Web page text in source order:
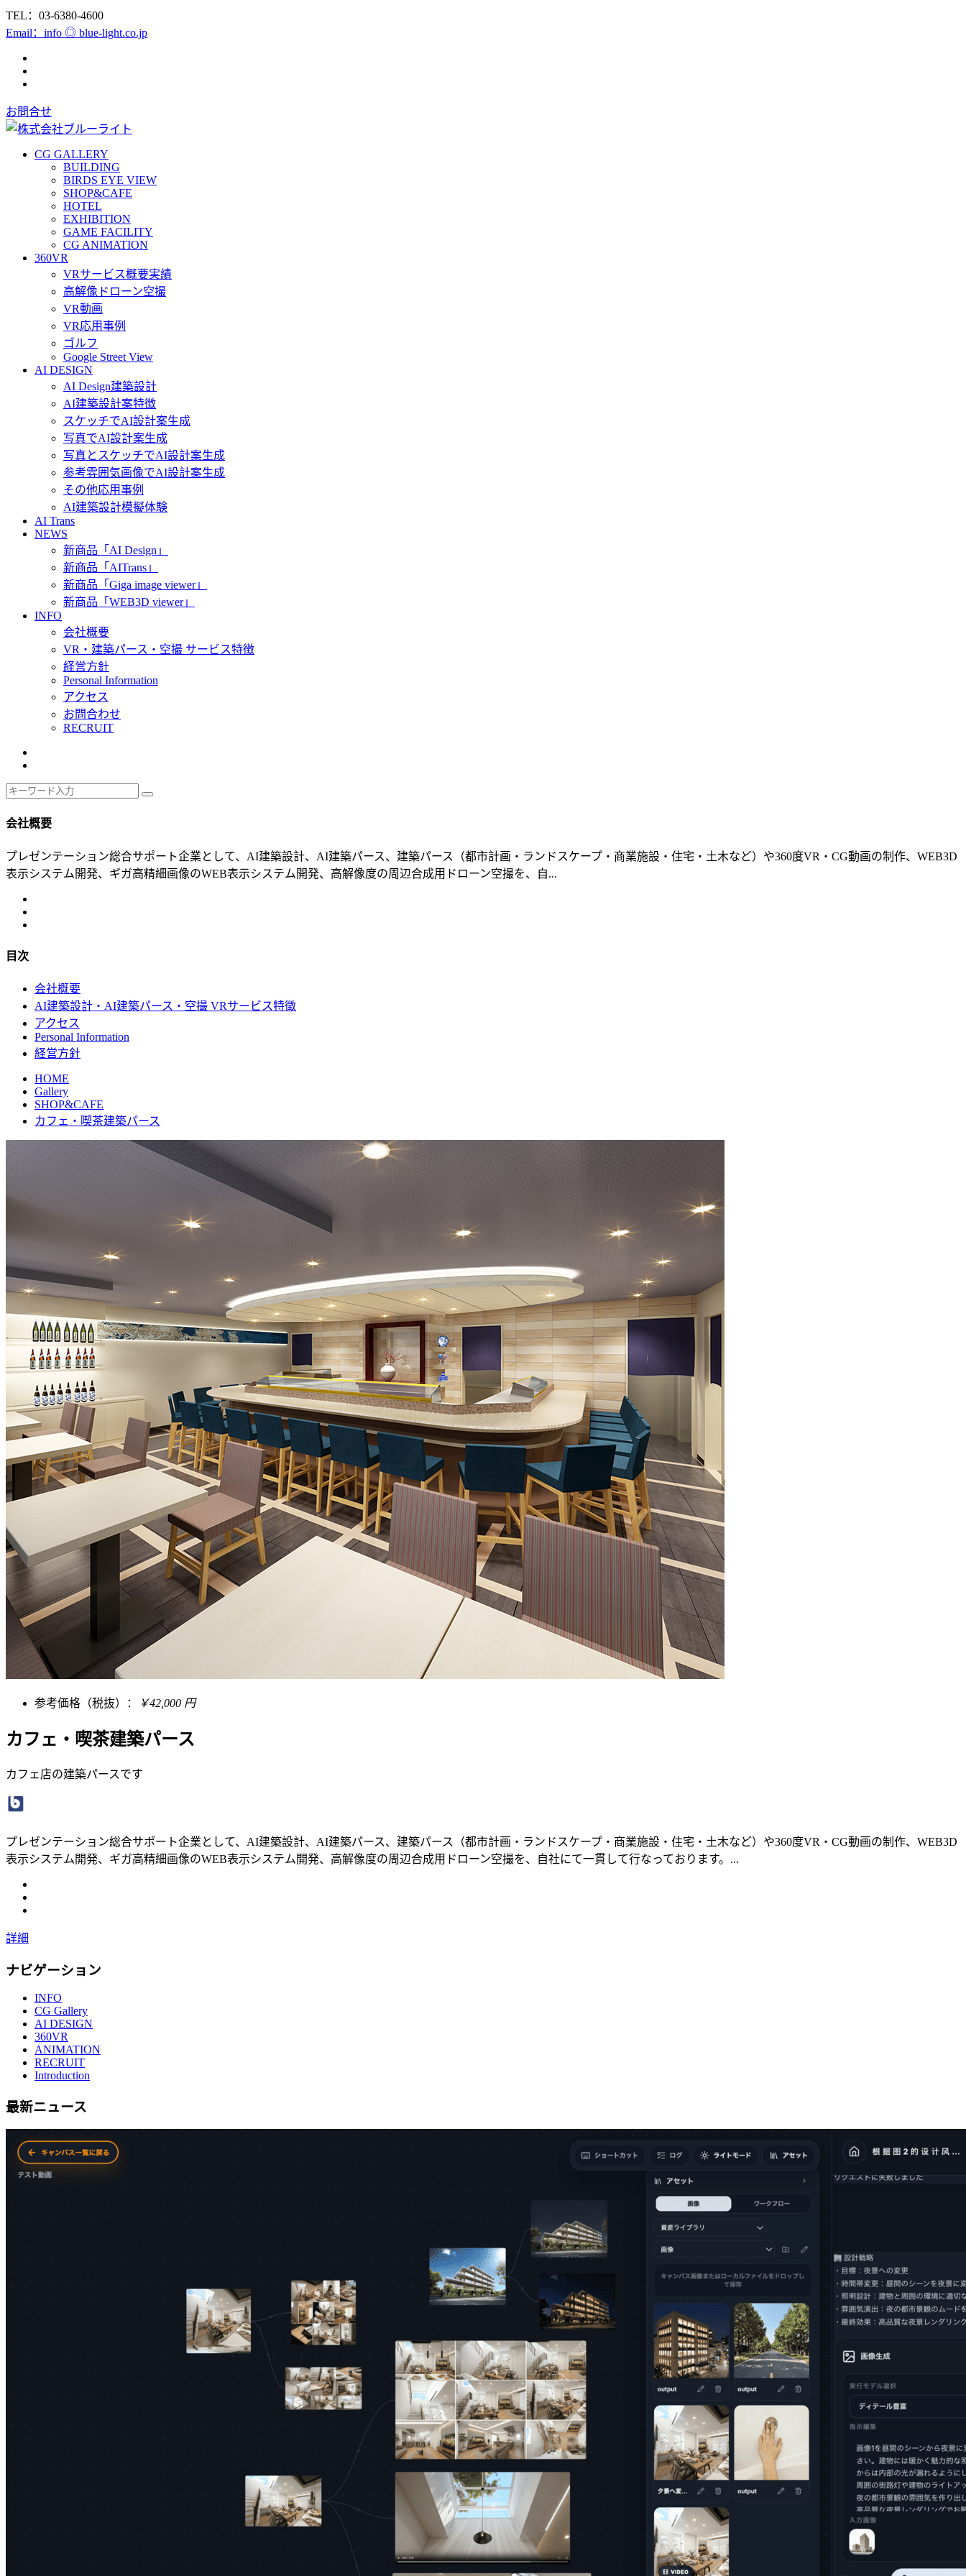
TEL：03-6380-4600
Email：info ◎ blue-light.co.jp
お問合せ
CG GALLERY
BUILDING
BIRDS EYE VIEW
SHOP&CAFE
HOTEL
EXHIBITION
GAME FACILITY
CG ANIMATION
360VR
VRサービス概要実績
高解像ドローン空撮
VR動画
VR応用事例
ゴルフ
Google Street View
AI DESIGN
AI Design建築設計
AI建築設計案特徴
スケッチでAI設計案生成
写真でAI設計案生成
写真とスケッチでAI設計案生成
参考雰囲気画像でAI設計案生成
その他応用事例
AI建築設計模擬体験
AI Trans
NEWS
新商品「AI Design」
新商品「AITrans」
新商品「Giga image viewer」
新商品「WEB3D viewer」
INFO
会社概要
VR・建築パース・空撮 サービス特徴
経営方針
Personal Information
アクセス
お問合わせ
RECRUIT
会社概要
プレゼンテーション総合サポート企業として、AI建築設計、AI建築パース、建築パース（都市計画・ランドスケープ・商業施設・住宅・土木など）や360度VR・CG動画の制作、WEB3D
表示システム開発、ギガ高精細画像のWEB表示システム開発、高解像度の周辺合成用ドローン空撮を、自...
目次
会社概要
AI建築設計・AI建築パース・空撮 VRサービス特徴
アクセス
Personal Information
経営方針
HOME
Gallery
SHOP&CAFE
カフェ・喫茶建築パース
参考価格（税抜）： ￥42,000 円
カフェ・喫茶建築パース
カフェ店の建築パースです
プレゼンテーション総合サポート企業として、AI建築設計、AI建築パース、建築パース（都市計画・ランドスケープ・商業施設・住宅・土木など）や360度VR・CG動画の制作、WEB3D
表示システム開発、ギガ高精細画像のWEB表示システム開発、高解像度の周辺合成用ドローン空撮を、自社にて一貫して行なっております。...
詳細
ナビゲーション
INFO
CG Gallery
AI DESIGN
360VR
ANIMATION
RECRUIT
Introduction
最新ニュース